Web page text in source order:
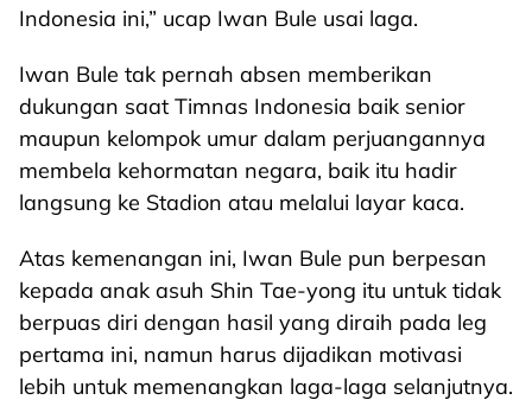
Indonesia ini,” ucap Iwan Bule usai laga.
Iwan Bule tak pernah absen memberikan
dukungan saat Timnas Indonesia baik senior
maupun kelompok umur dalam perjuangannya
membela kehormatan negara, baik itu hadir
langsung ke Stadion atau melalui layar kaca.
Atas kemenangan ini, Iwan Bule pun berpesan
kepada anak asuh Shin Tae-yong itu untuk tidak
berpuas diri dengan hasil yang diraih pada leg
pertama ini, namun harus dijadikan motivasi
lebih untuk memenangkan laga-laga selanjutnya.